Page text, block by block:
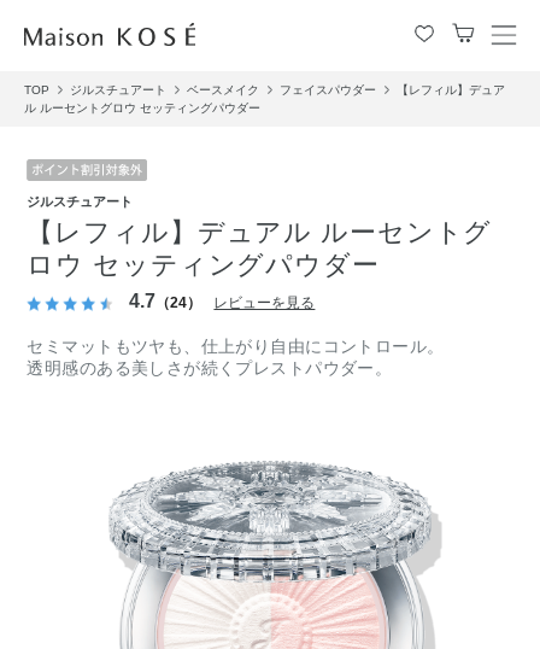
メ
TOP ジルスチュアート ベースメイク フェイスパウダー
【レフィル】デュア
ル ルーセントグロウ セッティングパウダー
ジルスチュアート
【レフィル】デュアル ルーセントグ
ロウ セッティングパウダー
4.7 （24） レビューを見る
セミマットもツヤも、仕上がり自由にコントロール。
透明感のある美しさが続くプレストパウダー。